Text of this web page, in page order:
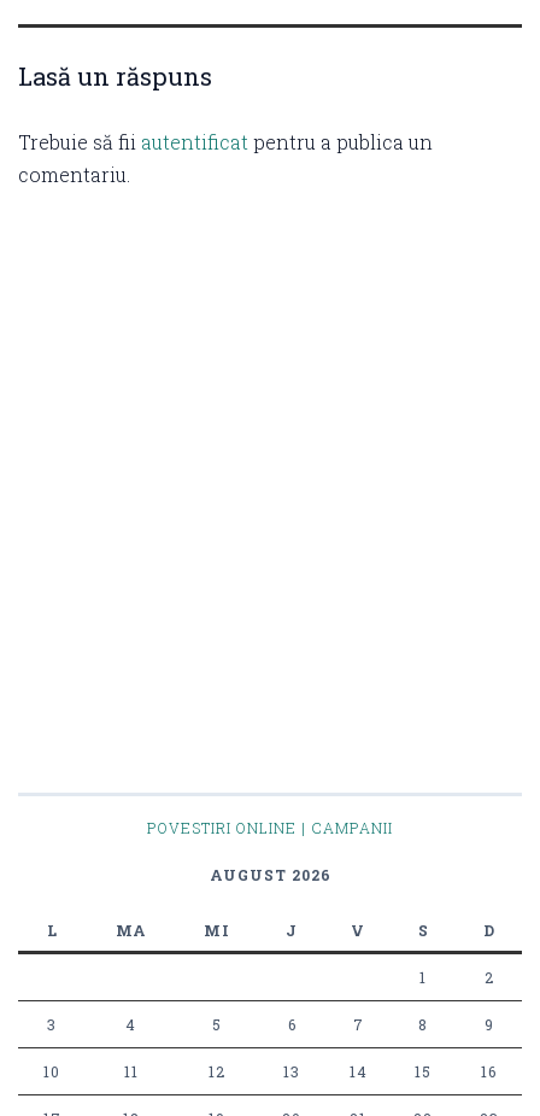
Lasă un răspuns
Trebuie să fii autentificat pentru a publica un
comentariu.
POVESTIRI ONLINE | CAMPANII
AUGUST 2026
L MA MI J V S D
1 2
3 4 5 6 7 8 9
10 11 12 13 14 15 16